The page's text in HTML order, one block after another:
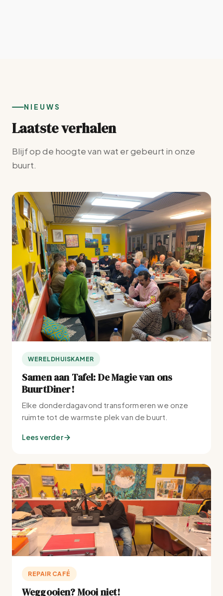
NIEUWS
Laatste verhalen
Blijf op de hoogte van wat er gebeurt in onze
buurt.
WERELDHUISKAMER
Samen aan Tafel: De Magie van ons
BuurtDiner!
Elke donderdagavond transformeren we onze
ruimte tot de warmste plek van de buurt.
Lees verder
REPAIR CAFÉ
Weggooien? Mooi niet!